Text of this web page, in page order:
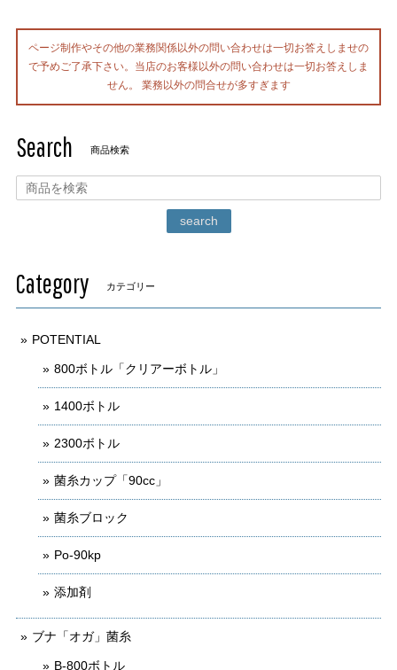
ページ制作やその他の業務関係以外の問い合わせは一切お答えしませの
で予めご了承下さい。当店のお客様以外の問い合わせは一切お答えしま
せん。 業務以外の問合せが多すぎます
Search 商品検索
search
Category カテゴリー
POTENTIAL
800ボトル「クリアーボトル」
1400ボトル
2300ボトル
菌糸カップ「90cc」
菌糸ブロック
Po-90kp
添加剤
ブナ「オガ」菌糸
B-800ボトル